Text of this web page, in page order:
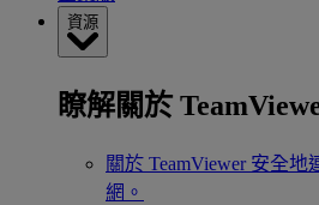
資源
瞭解關於
關於 TeamViewer 安全地
網。